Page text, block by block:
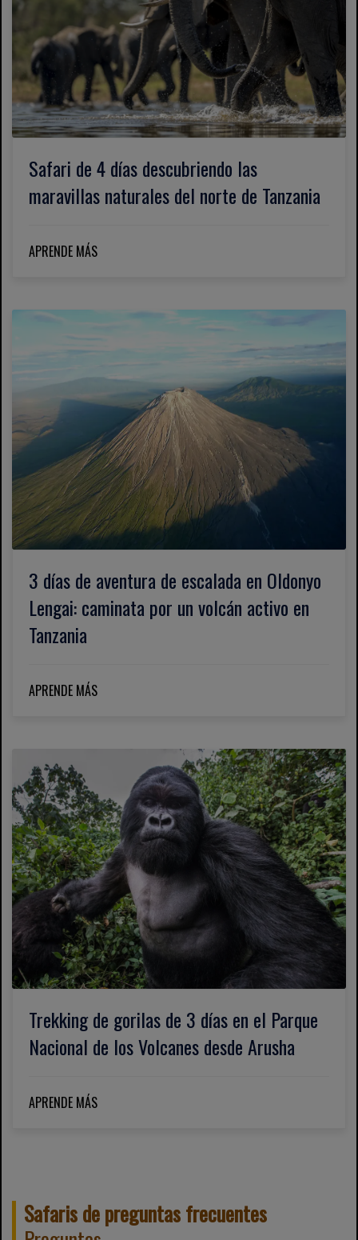
Safari de 4 días descubriendo las
maravillas naturales del norte de Tanzania
APRENDE MÁS
3 días de aventura de escalada en Oldonyo
Lengai: caminata por un volcán activo en
Tanzania
APRENDE MÁS
Trekking de gorilas de 3 días en el Parque
Nacional de los Volcanes desde Arusha
APRENDE MÁS
Safaris de preguntas frecuentes